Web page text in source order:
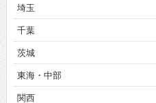
埼玉
千葉
茨城
東海・中部
関西